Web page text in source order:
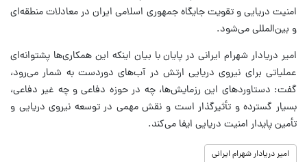
امنیت دریایی و تقویت جایگاه جمهوری اسلامی ایران در معادلات منطقه‌ای
و بین‌المللی می‌شود.
امیر دریادار شهرام ایرانی در پایان با بیان اینکه این همکاری‌ها پشتوانه‌ای
عملیاتی برای نیروی دریایی ارتش در آب‌های دوردست به شمار می‌رود،
گفت: دستاوردهای این رزمایش‌ها، چه در حوزه دفاعی و چه غیر دفاعی،
بسیار گسترده و تأثیرگذار است و نقش مهمی در توسعه نیروی دریایی و
تأمین پایدار امنیت دریایی ایفا می‌کند.
امیر دریادار شهرام ایرانی